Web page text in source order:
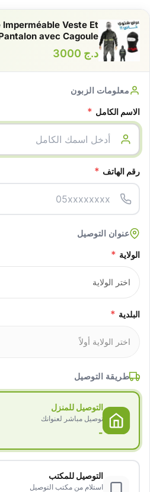
Imperméable Veste Et
avec Cagoule
د.ج
معلومات الزبون
الاسم الكامل *
رقم الهاتف *
عنوان التوصيل
الولاية *
البلدية *
طريقة التوصيل
التوصيل للمنزل
توصيل مباشر لعنوانك
-
التوصيل للمكتب
استلام من مكتب التوصيل